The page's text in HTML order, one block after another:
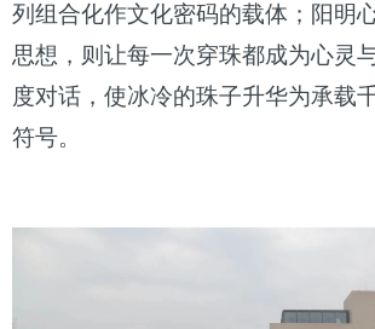
列组合化作文化密码的载体；阳明
思想，则让每一次穿珠都成为心灵
度对话，使冰冷的珠子升华为承载
符号。